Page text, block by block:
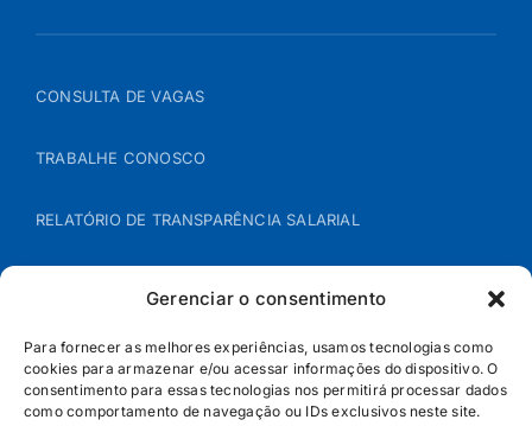
Gerenciar o consentimento
Para fornecer as melhores experiências, usamos tecnologias como
cookies para armazenar e/ou acessar informações do dispositivo. O
consentimento para essas tecnologias nos permitirá processar dados
como comportamento de navegação ou IDs exclusivos neste site.
CONSULTA DE VAGAS
TRABALHE CONOSCO
RELATÓRIO DE TRANSPARÊNCIA SALARIAL
POLÍTICA DE COOKIES
POLÍTICA DE PRIVACIDADE